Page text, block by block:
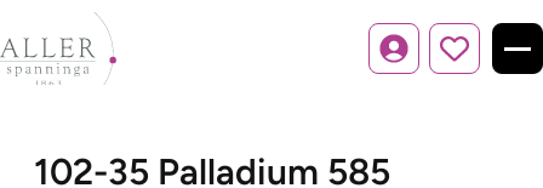
Inloggen
102-35 Palladium 585